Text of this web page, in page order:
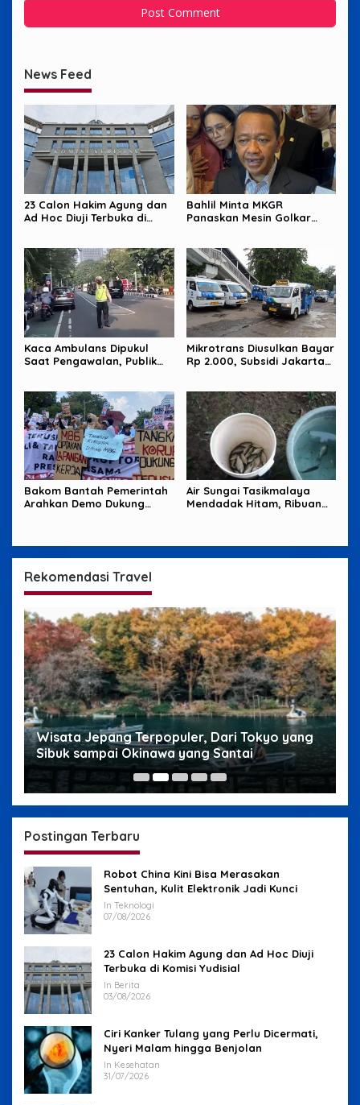
News Feed
23 Calon Hakim Agung dan
Ad Hoc Diuji Terbuka di
Bahlil Minta MKGR
Panaskan Mesin Golkar
Kaca Ambulans Dipukul
Saat Pengawalan, Publik
Mikrotrans Diusulkan Bayar
Rp 2.000, Subsidi Jakarta
Bakom Bantah Pemerintah
Arahkan Demo Dukung
Air Sungai Tasikmalaya
Mendadak Hitam, Ribuan
Rekomendasi Travel
Wisata Jepang Terpopuler, Dari Tokyo yang
Sibuk sampai Okinawa yang Santai
Postingan Terbaru
Robot China Kini Bisa Merasakan
Sentuhan, Kulit Elektronik Jadi Kunci
In Teknologi
07/08/2026
23 Calon Hakim Agung dan Ad Hoc Diuji
Terbuka di Komisi Yudisial
In Berita
03/08/2026
Ciri Kanker Tulang yang Perlu Dicermati,
Nyeri Malam hingga Benjolan
In Kesehatan
31/07/2026